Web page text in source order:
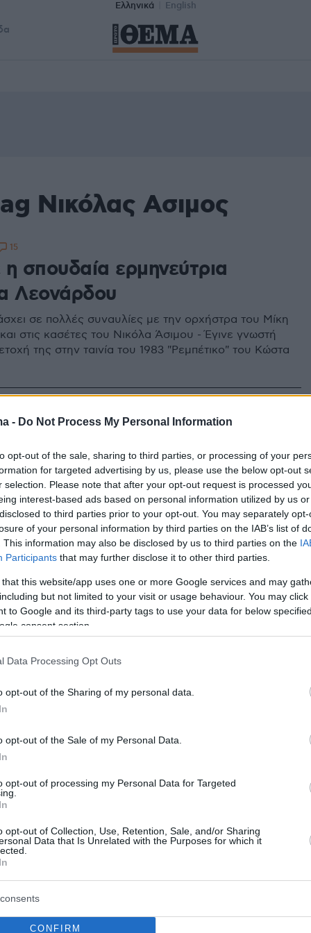
- Do Not Process My Personal Information
opt-out of the sale, sharing to third parties, or processing of your
for targeted advertising by us, please use the below opt-out
selection. Please note that after your opt-out request is processed
interest-based ads based on personal information utilized by us
to third parties prior to your opt-out. You may separately
of your personal information by third parties on the IAB’s list of
This information may also be disclosed by us to third parties on the
Participants that may further disclose it to other third parties.
that this website/app uses one or more Google services and may
but not limited to your visit or usage behaviour. You may
to Google and its third-party tags to use your data for below
consent section.
Data Processing Opt Outs
opt-out of the Sharing of my personal data.
opt-out of the Sale of my Personal Data.
opt-out of processing my Personal Data for Targeted
opt-out of Collection, Use, Retention, Sale, and/or Sharing
Data that Is Unrelated with the Purposes for which it
CONFIRM
Ελληνικά English
Νικόλας Ασιμος
σπουδαία ερμηνεύτρια
Λεονάρδου
σε πολλές συναυλίες με την ορχήστρα του Μίκη
στις κασέτες του Νικόλα Άσιμου - Έγινε γνωστή
της στην ταινία του 1983 "Ρεμπέτικο" του Κώστα
15
επί σκηνής ο ιδιοκτήτης του
Δημήτρης Χατζής
σε αφιέρωμα για τον Νικόλα Άσιμο - Πληροφορίες
πέθανε από ανακοπή καρδιάς - Την Παρασκευή
του
μαζί μας μια βόλτα»: Το
αρχείο του Νικόλα Άσιμου σε
το αρχείο του Νικόλα Άσιμου, από τις 3 έως τις
1